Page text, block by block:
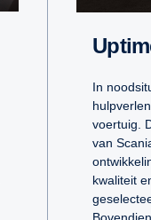
In
voertuig.
van
kwaliteit